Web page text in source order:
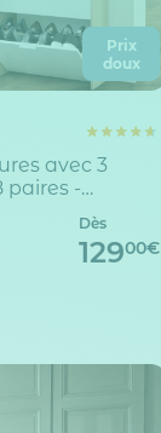
Prix
doux
avec 3
paires -
Dès
12900€